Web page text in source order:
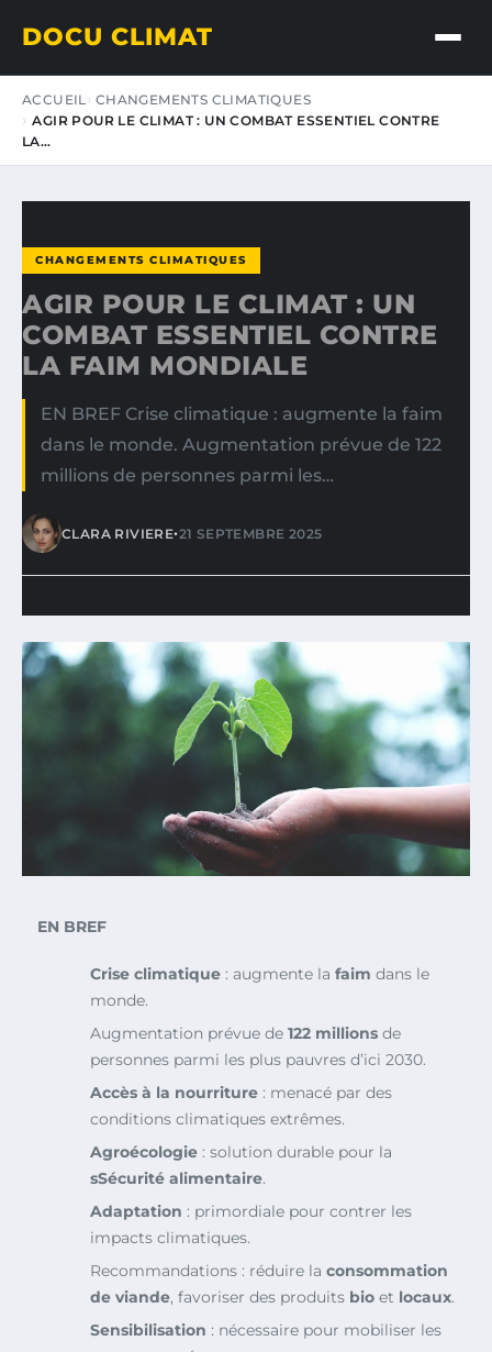
DOCU CLIMAT
ACCUEIL CHANGEMENTS CLIMATIQUES
AGIR POUR LE CLIMAT : UN COMBAT ESSENTIEL CONTRE
LA…
CHANGEMENTS CLIMATIQUES
AGIR POUR LE CLIMAT : UN
COMBAT ESSENTIEL CONTRE
LA FAIM MONDIALE
EN BREF Crise climatique : augmente la faim
dans le monde. Augmentation prévue de 122
millions de personnes parmi les…
CLARA RIVIERE•21 SEPTEMBRE 2025
EN BREF
Crise climatique : augmente la faim dans le
monde.
Augmentation prévue de 122 millions de
personnes parmi les plus pauvres d’ici 2030.
Accès à la nourriture : menacé par des
conditions climatiques extrêmes.
Agroécologie : solution durable pour la
sSécurité alimentaire.
Adaptation : primordiale pour contrer les
impacts climatiques.
Recommandations : réduire la consommation
de viande, favoriser des produits bio et locaux.
Sensibilisation : nécessaire pour mobiliser les